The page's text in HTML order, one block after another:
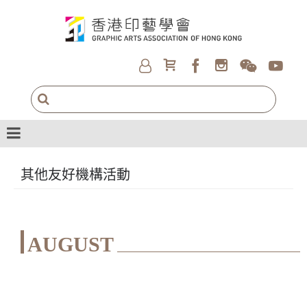
其他友好機構活動
AUGUST